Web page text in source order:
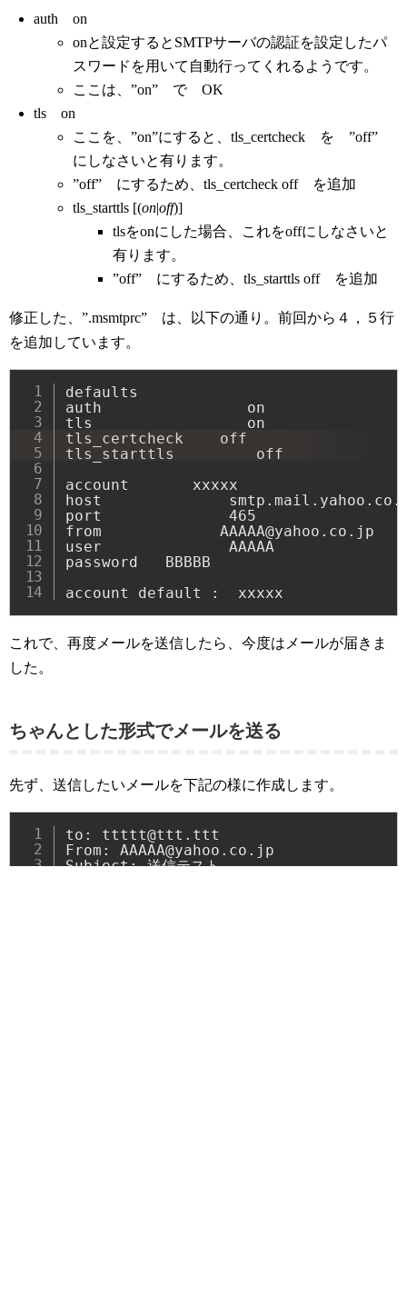
auth on
onと設定するとSMTPサーバの認証を設定したパ
スワードを用いて自動行ってくれるようです。
ここは、”on” で OK
tls on
ここを、”on”にすると、tls_certcheck を ”off”
にしなさいと有ります。
”off” にするため、tls_certcheck off を追加
tls_starttls [(on|off)]
tlsをonにした場合、これをoffにしなさいと
有ります。
”off” にするため、tls_starttls off を追加
修正した、”.msmtprc” は、以下の通り。前回から４，５行
を追加しています。
defaults
auth	            on
tls	                on
tls_certcheck    off
tls_starttls         off
account       xxxxx
host
port              465
from             AAAAA@yahoo.co.jp
user              AAAAA
password   BBBBB
account default :  xxxxx
これで、再度メールを送信したら、今度はメールが届きま
した。
ちゃんとした形式でメールを送る
先ず、送信したいメールを下記の様に作成します。
to: ttttt@ttt.ttt
From: AAAAA@yahoo.co.jp
Subject: 送信テスト